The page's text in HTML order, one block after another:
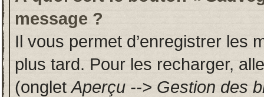
message ?
Il vous permet d’enregistrer les
plus tard. Pour les recharger,
(ongletAperçu --> Gestion des